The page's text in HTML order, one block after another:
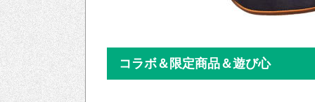
コラボ＆限定商品＆遊び心